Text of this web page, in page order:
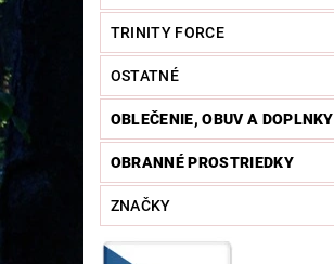
TRINITY FORCE
OSTATNÉ
OBLEČENIE, OBUV A DOPLNKY
OBRANNÉ PROSTRIEDKY
ZNAČKY